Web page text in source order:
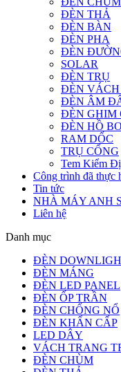
ĐÈN THẢ
ĐÈN BÀN
ĐÈN PHA
ĐÈN
SOLAR
ĐÈN TRỤ
ĐÈN
ĐÈN ÂM
ĐÈN GHIM
ĐÈN HỒ
RAM DỐC
TRỤ CỔNG
Tem Kiểm
Công trình đã thực
Tin tức
NHÀ MÁY ANH
Liên hệ
Danh mục
ĐÈN
ĐÈN MÁNG
ĐÈN LED PANEL
ĐÈN ỐP TRẦN
ĐÈN CHỐNG NỔ
ĐÈN KHẨN CẤP
LED DÂY
VÁCH TRANG
ĐÈN CHÙM